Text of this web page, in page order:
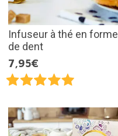
Infuseur à thé en forme
de dent
7,95€